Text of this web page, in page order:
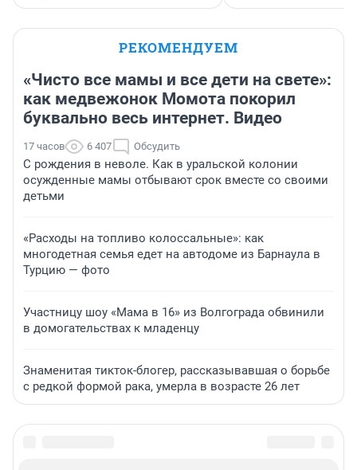
РЕКОМЕНДУЕМ
«Чисто все мамы и все дети на свете»:
как медвежонок Момота покорил
буквально весь интернет. Видео
17 часов 6 407 Обсудить
С рождения в неволе. Как в уральской колонии
осужденные мамы отбывают срок вместе со своими
детьми
«Расходы на топливо колоссальные»: как
многодетная семья едет на автодоме из Барнаула в
Турцию — фото
Участницу шоу «Мама в 16» из Волгограда обвинили
в домогательствах к младенцу
Знаменитая тикток-блогер, рассказывавшая о борьбе
с редкой формой рака, умерла в возрасте 26 лет